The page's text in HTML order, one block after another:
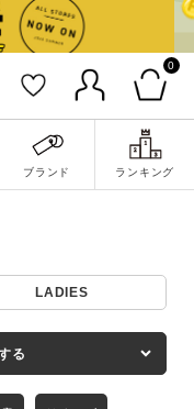
0
ブランド ランキング
LADIES
る